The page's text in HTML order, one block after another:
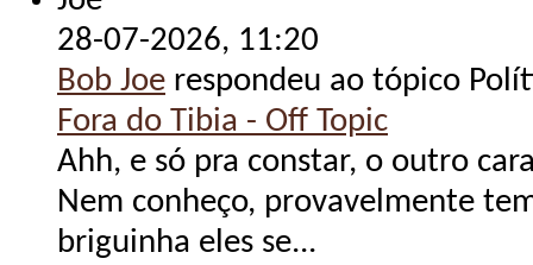
28-07-2026, 11:20
Bob Joe respondeu ao tópico
Fora do Tibia - Off Topic
Ahh, e só pra constar, o outro
Nem conheço, provavelmente
briguinha eles se...